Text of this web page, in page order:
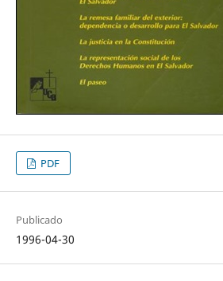
PDF
Publicado
1996-04-30